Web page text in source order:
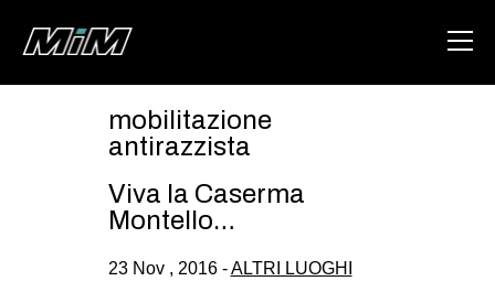
HOME
ABOUT
DEGENERAZIONE
mobilitazione
antirazzista
Viva la Caserma
Montello…
23 Nov , 2016 -ALTRI LUOGHI